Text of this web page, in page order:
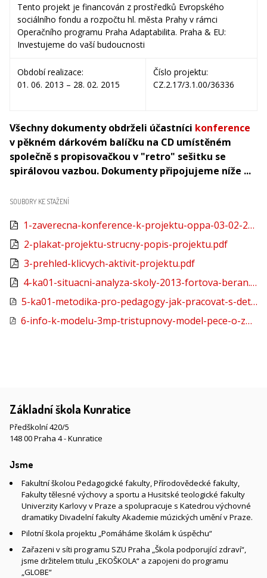
Tento projekt je financován z prostředků Evropského
sociálního fondu a rozpočtu hl. města Prahy v rámci
Operačního programu Praha Adaptabilita. Praha & EU:
Investujeme do vaší budoucnosti
Období realizace:
01. 06. 2013 – 28. 02. 2015
Číslo projektu:
CZ.2.17/3.1.00/36336
Všechny dokumenty obdrželi účastníci konference
v pěkném dárkovém balíčku na CD umístěném
společně s propisovačkou v "retro" sešitku se
spirálovou vazbou. Dokumenty připojujeme níže ...
SOUBORY KE STAŽENÍ
1-zaverecna-konference-k-projektu-oppa-03-02-2015.pdf
2-plakat-projektu-strucny-popis-projektu.pdf
3-prehled-klicvych-aktivit-projektu.pdf
4-ka01-situacni-analyza-skoly-2013-fortova-beran.pdf
5-ka01-metodika-pro-pedagogy-jak-pracovat-s-detmi-se-svp-fortova.pdf
6-info-k-modelu-3mp-tristupnovy-model-pece-o-zaky-zakladnich-skol.pdf
Základní škola Kunratice
Předškolní 420/5
148 00 Praha 4 - Kunratice
Jsme
Fakultní školou Pedagogické fakulty, Přírodovědecké fakulty,
Fakulty tělesné výchovy a sportu a Husitské teologické fakulty
Univerzity Karlovy v Praze a spolupracuje s Katedrou výchovné
dramatiky Divadelní fakulty Akademie múzických umění v Praze.
Pilotní škola projektu „Pomáháme školám k úspěchu“
Zařazeni v síti programu SZU Praha „Škola podporující zdraví“,
jsme držitelem titulu „EKOŠKOLA“ a zapojeni do programu
„GLOBE“